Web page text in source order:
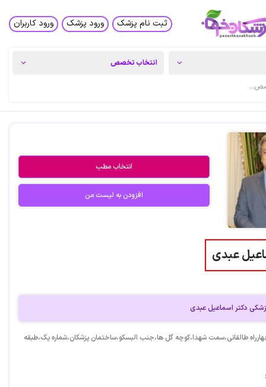
ثبت نام پزشک ورود پزشک ورود کاربران
انتخاب مطب
افزودن به لیست من
عبدی
دکتر اسماعیل عبدی
طالقانی،سمت شهدا،کوچه گل ها،جنب البسکو،ساختمان پزشکان،شماره یک،طبقه